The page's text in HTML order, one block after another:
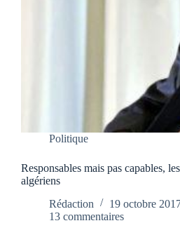
Politique
Responsables mais pas capables,
algériens
Rédaction
19 octobre
13 commentaires